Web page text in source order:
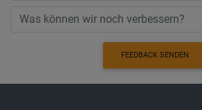
FEEDBACK SENDEN